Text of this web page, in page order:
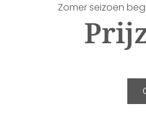
Zomer seizoen